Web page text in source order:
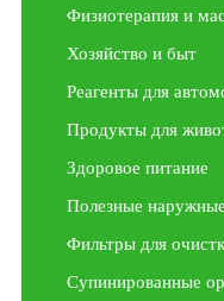
Физиотерапия и
Хозяйство и быт
Реагенты для
Продукты для
Здоровое питание
Полезные
Фильтры для
Супинированные